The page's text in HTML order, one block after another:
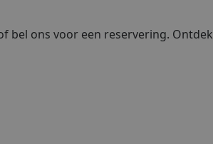
bel ons voor een reservering. Ontdek